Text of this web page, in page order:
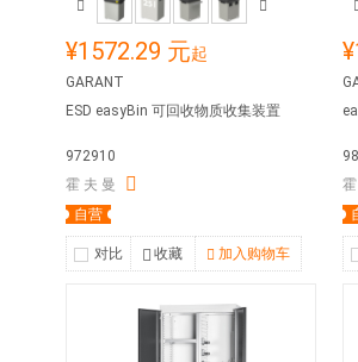
¥1572.29 元起
GARANT
ESD easyBin 可回收物质收集装置
972910
霍 夫 曼
自营
对比 收藏 加入购物车